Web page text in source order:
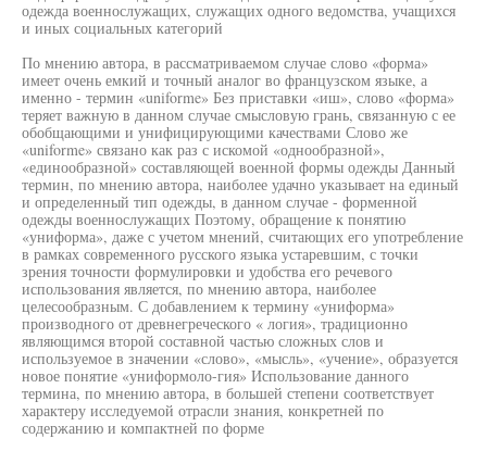
одежда военнослужащих, служащих одного ведомства, учащихся
и иных социальных категорий
По мнению автора, в рассматриваемом случае слово «форма»
имеет очень емкий и точный аналог во французском языке, а
именно - термин «uniforme» Без приставки «иш», слово «форма»
теряет важную в данном случае смысловую грань, связанную с ее
обобщающими и унифицирующими качествами Слово же
«uniforme» связано как раз с искомой «однообразной»,
«единообразной» составляющей военной формы одежды Данный
термин, по мнению автора, наиболее удачно указывает на единый
и определенный тип одежды, в данном случае - форменной
одежды военнослужащих Поэтому, обращение к понятию
«униформа», даже с учетом мнений, считающих его употребление
в рамках современного русского языка устаревшим, с точки
зрения точности формулировки и удобства его речевого
использования является, по мнению автора, наиболее
целесообразным. С добавлением к термину «униформа»
производного от древнегреческого « логия», традиционно
являющимся второй составной частью сложных слов и
используемое в значении «слово», «мысль», «учение», образуется
новое понятие «униформоло-гия» Использование данного
термина, по мнению автора, в большей степени соответствует
характеру исследуемой отрасли знания, конкретней по
содержанию и компактней по форме